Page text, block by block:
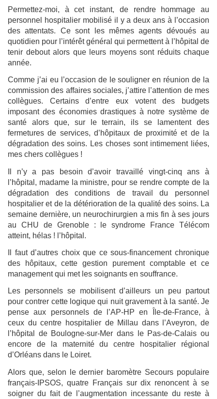
Permettez-moi, à cet instant, de rendre hommage au
personnel hospitalier mobilisé il y a deux ans à l’occasion
des attentats. Ce sont les mêmes agents dévoués au
quotidien pour l’intérêt général qui permettent à l’hôpital de
tenir debout alors que leurs moyens sont réduits chaque
année.
Comme j’ai eu l’occasion de le souligner en réunion de la
commission des affaires sociales, j’attire l’attention de mes
collègues. Certains d’entre eux votent des budgets
imposant des économies drastiques à notre système de
santé alors que, sur le terrain, ils se lamentent des
fermetures de services, d’hôpitaux de proximité et de la
dégradation des soins. Les choses sont intimement liées,
mes chers collègues !
Il n’y a pas besoin d’avoir travaillé vingt-cinq ans à
l’hôpital, madame la ministre, pour se rendre compte de la
dégradation des conditions de travail du personnel
hospitalier et de la détérioration de la qualité des soins. La
semaine dernière, un neurochirurgien a mis fin à ses jours
au CHU de Grenoble : le syndrome France Télécom
atteint, hélas ! l’hôpital.
Il faut d’autres choix que ce sous-financement chronique
des hôpitaux, cette gestion purement comptable et ce
management qui met les soignants en souffrance.
Les personnels se mobilisent d’ailleurs un peu partout
pour contrer cette logique qui nuit gravement à la santé. Je
pense aux personnels de l’AP-HP en Île-de-France, à
ceux du centre hospitalier de Millau dans l’Aveyron, de
l’hôpital de Boulogne-sur-Mer dans le Pas-de-Calais ou
encore de la maternité du centre hospitalier régional
d’Orléans dans le Loiret.
Alors que, selon le dernier baromètre Secours populaire
français-IPSOS, quatre Français sur dix renoncent à se
soigner du fait de l’augmentation incessante du reste à